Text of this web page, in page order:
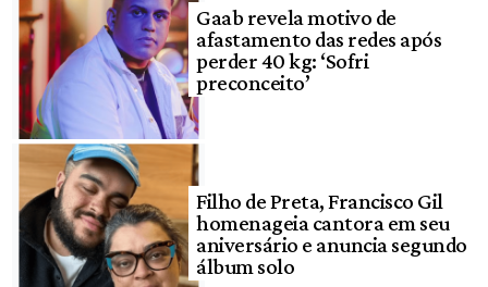
Gaab revela motivo de
afastamento das redes após
perder 40 kg: ‘Sofri
preconceito’
Filho de Preta, Francisco Gil
homenageia cantora em seu
aniversário e anuncia segundo
álbum solo